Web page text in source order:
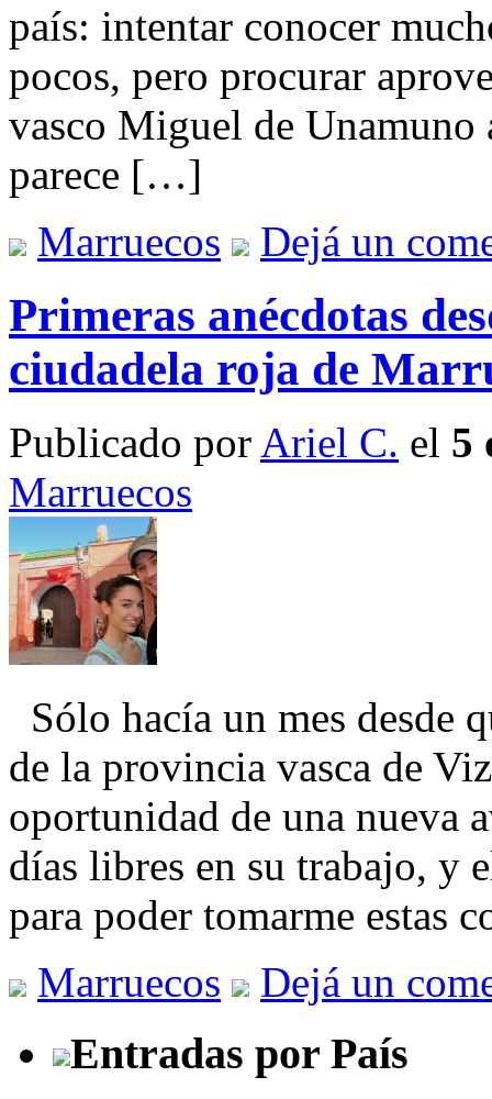
país: intentar conocer
pocos, pero procurar
vasco Miguel de
parece […]
Marruecos
Dejá un
Primeras anécdotas
ciudadela roja de
Publicado por Ariel C. el 5
Marruecos
Sólo hacía un mes desde
de la provincia vasca de
oportunidad de una nueva
días libres en su trabajo, y
para poder tomarme estas
Marruecos
Dejá un
Entradas por País